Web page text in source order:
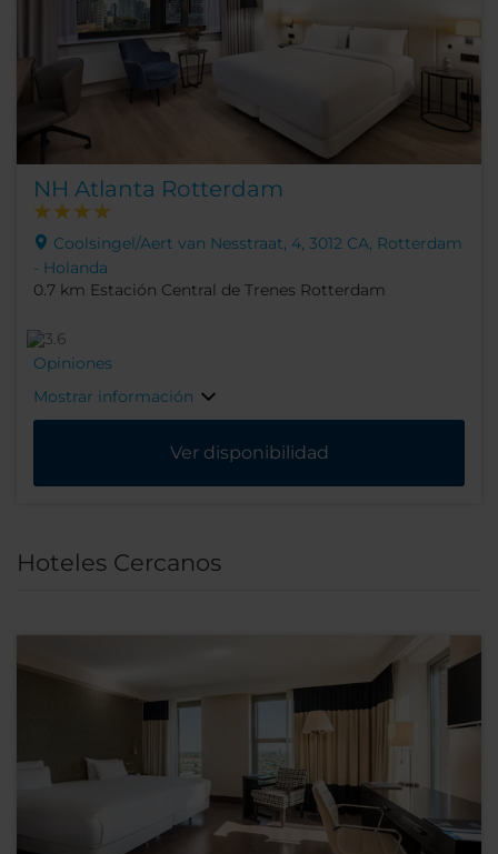
NH Atlanta Rotterdam
Coolsingel/Aert van Nesstraat, 4, 3012 CA, Rotterdam
- Holanda
0.7 km Estación Central de Trenes Rotterdam
Opiniones
Mostrar información
Ver disponibilidad
Hoteles Cercanos